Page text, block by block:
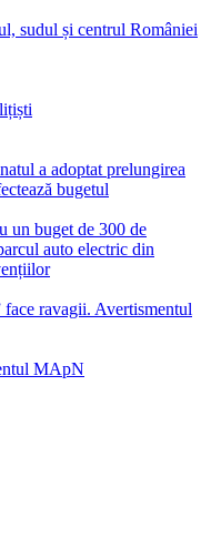
sudul și centrul României
a adoptat prelungirea
bugetul
un buget de 300 de
auto electric din
face ravagii. Avertismentul
MApN